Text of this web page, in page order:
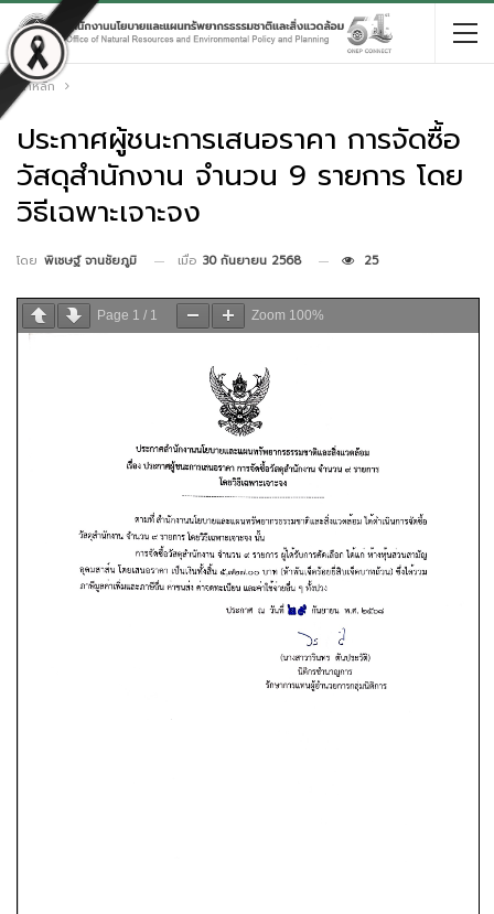
หน้าหลัก
ประกาศผู้ชนะการเสนอราคา การจัดซื้อ
วัสดุสำนักงาน จำนวน 9 รายการ โดย
วิธีเฉพาะเจาะจง
โดย พิเชษฐ์ จานชัยภูมิ เมื่อ 30 กันยายน 2568 25
Page 1 / 1 Zoom 100%